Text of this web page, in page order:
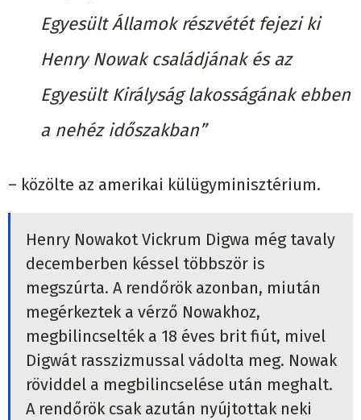
Egyesült Államok részvétét fejezi ki
Henry Nowak családjának és az
Egyesült Királyság lakosságának ebben
a nehéz időszakban”
– közölte az amerikai külügyminisztérium.
Henry Nowakot Vickrum Digwa még tavaly
decemberben késsel többször is
megszúrta. A rendőrök azonban, miután
megérkeztek a vérző Nowakhoz,
megbilincselték a 18 éves brit fiút, mivel
Digwát rasszizmussal vádolta meg. Nowak
röviddel a megbilincselése után meghalt.
A rendőrök csak azután nyújtottak neki